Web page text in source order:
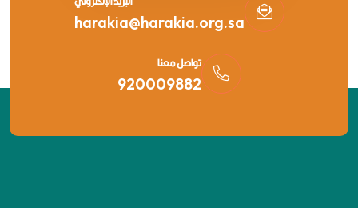
تواصل معنا
920009882
harakia@harakia.org.sa